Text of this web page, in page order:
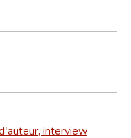
interview